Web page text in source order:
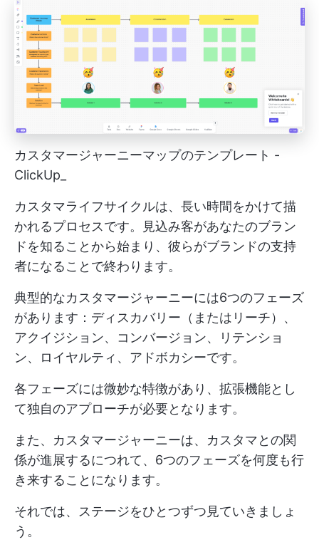
カスタマージャーニーマップのテンプレート -
ClickUp_
カスタマライフサイクルは、長い時間をかけて描
かれるプロセスです。見込み客があなたのブラン
ドを知ることから始まり、彼らがブランドの支持
者になることで終わります。
典型的なカスタマージャーニーには6つのフェーズ
があります：ディスカバリー（またはリーチ）、
アクイジション、コンバージョン、リテンショ
ン、ロイヤルティ、アドボカシーです。
各フェーズには微妙な特徴があり、拡張機能とし
て独自のアプローチが必要となります。
また、カスタマージャーニーは、カスタマとの関
係が進展するにつれて、6つのフェーズを何度も行
き来することになります。
それでは、ステージをひとつずつ見ていきましょ
う。